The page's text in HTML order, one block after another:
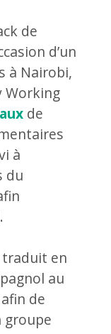
de
d’un
à Nairobi,
Working
de
à
du
traduit en
au
de
groupe